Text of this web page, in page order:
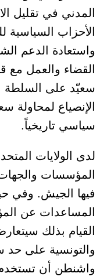
المدني في تقليل
الأحزاب السياسية
واستعادة الدعم
القضاء والعمل مع
سعيّد على السلطة
الإنصياع لمحاولة
سياسي تاريخياً.
لدى الولايات
المؤسسات
فيها الجيش. وفي
المساعدات عن
القيام بذلك
والتونسية على حد
واشنطن أن